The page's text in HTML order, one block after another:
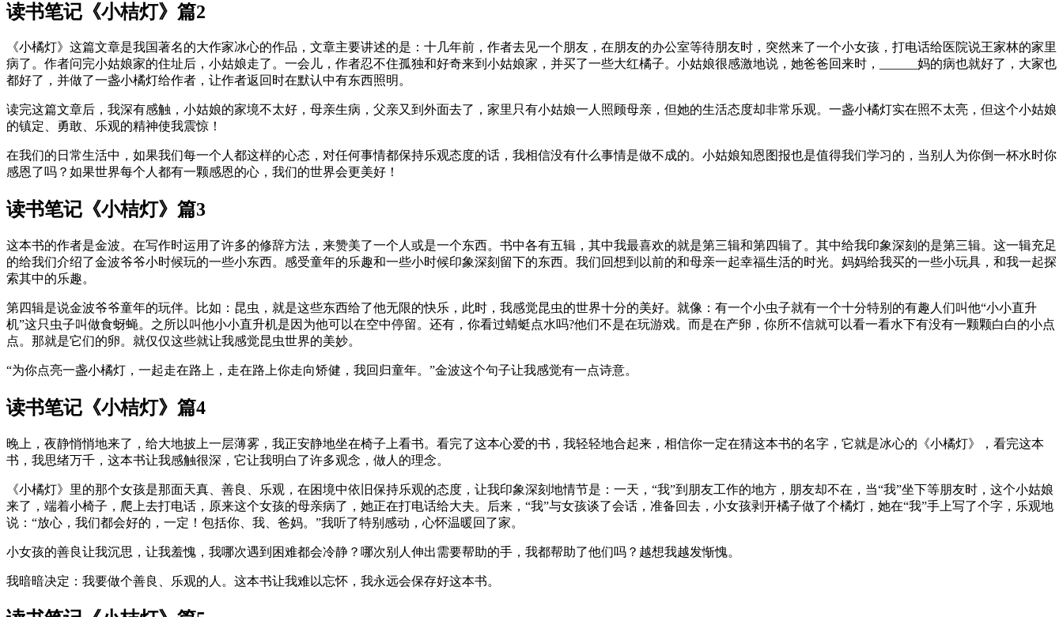
读书笔记《小桔灯》篇2
《小橘灯》这篇文章是我国著名的大作家冰心的作品，文章主要讲述的是：十几年前，作者去见一个朋友，在朋友的办公室等待朋友时，突然来了一个小女孩，打电话给医院说王家林的家里
病了。作者问完小姑娘家的住址后，小姑娘走了。一会儿，作者忍不住孤独和好奇来到小姑娘家，并买了一些大红橘子。小姑娘很感激地说，她爸爸回来时，______妈的病也就好了，大家也
都好了，并做了一盏小橘灯给作者，让作者返回时在默认中有东西照明。
读完这篇文章后，我深有感触，小姑娘的家境不太好，母亲生病，父亲又到外面去了，家里只有小姑娘一人照顾母亲，但她的生活态度却非常乐观。一盏小橘灯实在照不太亮，但这个小姑娘
的镇定、勇敢、乐观的精神使我震惊！
在我们的日常生活中，如果我们每一个人都这样的心态，对任何事情都保持乐观态度的话，我相信没有什么事情是做不成的。小姑娘知恩图报也是值得我们学习的，当别人为你倒一杯水时你
感恩了吗？如果世界每个人都有一颗感恩的心，我们的世界会更美好！
读书笔记《小桔灯》篇3
这本书的作者是金波。在写作时运用了许多的修辞方法，来赞美了一个人或是一个东西。书中各有五辑，其中我最喜欢的就是第三辑和第四辑了。其中给我印象深刻的是第三辑。这一辑充足
的给我们介绍了金波爷爷小时候玩的一些小东西。感受童年的乐趣和一些小时候印象深刻留下的东西。我们回想到以前的和母亲一起幸福生活的时光。妈妈给我买的一些小玩具，和我一起探
索其中的乐趣。
第四辑是说金波爷爷童年的玩伴。比如：昆虫，就是这些东西给了他无限的快乐，此时，我感觉昆虫的世界十分的美好。就像：有一个小虫子就有一个十分特别的有趣人们叫他“小小直升
机”这只虫子叫做食蚜蝇。之所以叫他小小直升机是因为他可以在空中停留。还有，你看过蜻蜓点水吗?他们不是在玩游戏。而是在产卵，你所不信就可以看一看水下有没有一颗颗白白的小点
点。那就是它们的卵。就仅仅这些就让我感觉昆虫世界的美妙。
“为你点亮一盏小橘灯，一起走在路上，走在路上你走向矫健，我回归童年。”金波这个句子让我感觉有一点诗意。
读书笔记《小桔灯》篇4
晚上，夜静悄悄地来了，给大地披上一层薄雾，我正安静地坐在椅子上看书。看完了这本心爱的书，我轻轻地合起来，相信你一定在猜这本书的名字，它就是冰心的《小橘灯》，看完这本
书，我思绪万千，这本书让我感触很深，它让我明白了许多观念，做人的理念。
《小橘灯》里的那个女孩是那面天真、善良、乐观，在困境中依旧保持乐观的态度，让我印象深刻地情节是：一天，“我”到朋友工作的地方，朋友却不在，当“我”坐下等朋友时，这个小姑娘
来了，端着小椅子，爬上去打电话，原来这个女孩的母亲病了，她正在打电话给大夫。后来，“我”与女孩谈了会话，准备回去，小女孩剥开橘子做了个橘灯，她在“我”手上写了个字，乐观地
说：“放心，我们都会好的，一定！包括你、我、爸妈。”我听了特别感动，心怀温暖回了家。
小女孩的善良让我沉思，让我羞愧，我哪次遇到困难都会冷静？哪次别人伸出需要帮助的手，我都帮助了他们吗？越想我越发惭愧。
我暗暗决定：我要做个善良、乐观的人。这本书让我难以忘怀，我永远会保存好这本书。